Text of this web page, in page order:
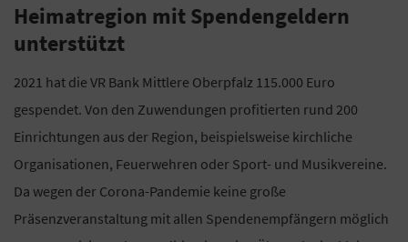
Heimatregion mit Spendengeldern
unterstützt
2021 hat die VR Bank Mittlere Oberpfalz 115.000 Euro
gespendet. Von den Zuwendungen profitierten rund 200
Einrichtungen aus der Region, beispielsweise kirchliche
Organisationen, Feuerwehren oder Sport- und Musikvereine.
Da wegen der Corona-Pandemie keine große
Präsenzveranstaltung mit allen Spendenempfängern möglich